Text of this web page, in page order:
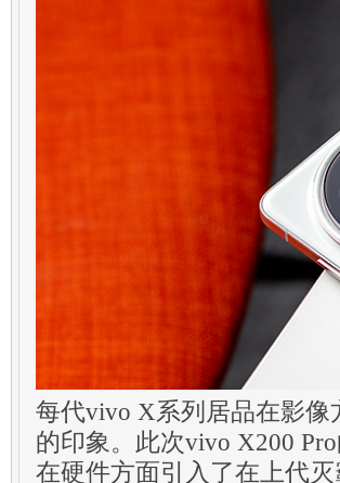
每代vivo X系列居品在影
的印象。此次vivo X200
在硬件方面引入了在上代